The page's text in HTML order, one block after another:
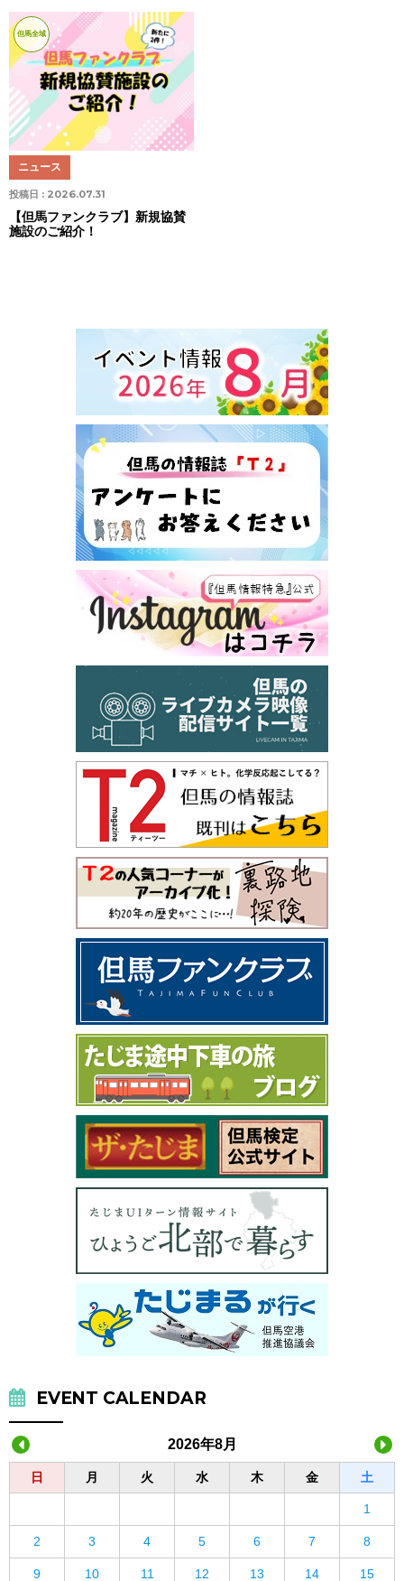
但馬全域
投稿日 : 2026.07.31
ニュース
【但馬ファンクラブ】新規協賛
施設のご紹介！
EVENT CALENDAR
2026年8月
日 月 火 水 木 金 土
1
2 3 4 5 6 7 8
9 10 11 12 13 14 15